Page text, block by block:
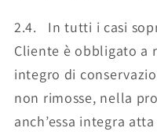
2.4. In tutti i casi
Cliente è obbligato a
integro di
non rimosse, nella
anch’essa integra